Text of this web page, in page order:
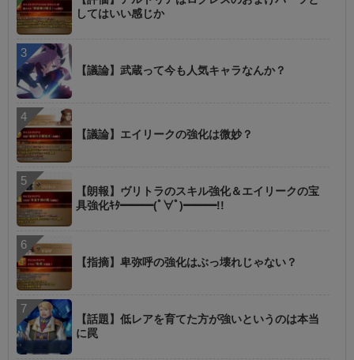
してはいい感じか
【議論】武蔵って今も人気キャラなんか？
【議論】エイリークの強化は微妙？
【朗報】ヴリトラのスキル強化＆エイリークの宝
具強化ｷﾀ━━━(ﾟ∀ﾟ)━━━!!
【指摘】卑弥呼の強化はぶっ壊れじゃない？
【話題】低レアを育てた方が強いというのは本当
に罠